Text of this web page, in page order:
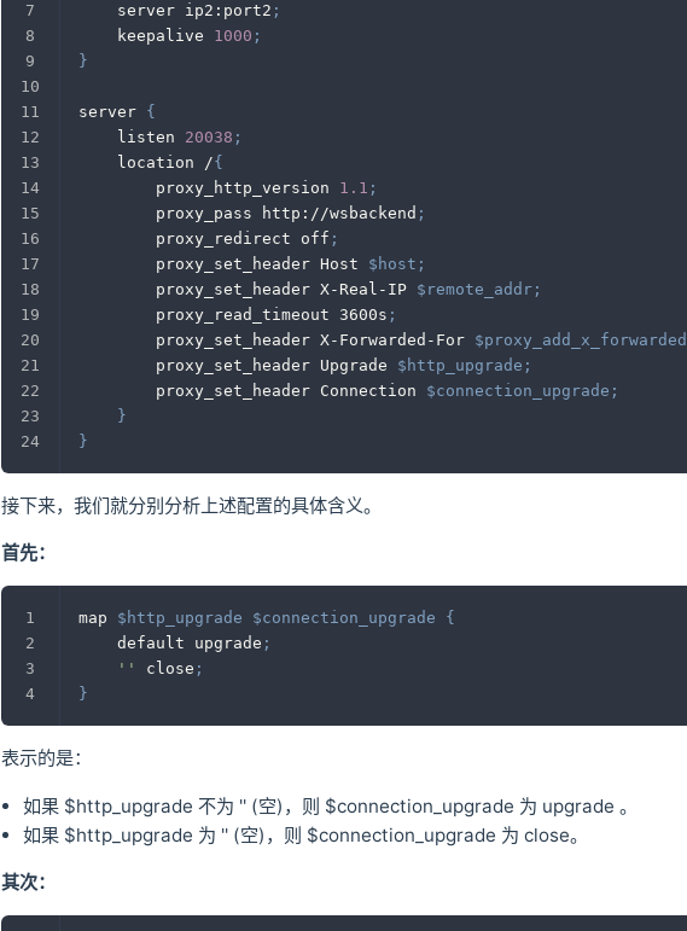
	server ip2:port2
;
	keepalive
1000 ;
}
server {
	listen
20038 ;
	location /
{
		proxy_http_version
1.1 ;
		proxy_pass http://wsbackend
;
		proxy_redirect off
;
		proxy_set_header Host
$host ;
		proxy_set_header X-Real-IP
$remote_addr ;
		proxy_read_timeout 3600s
;
		proxy_set_header X-Forwarded-For
		proxy_set_header Upgrade
$http_upgrade ;
		proxy_set_header Connection
$connection_upgrade ;
}
}
接下来，我们就分别分析上述配置的具体含义。
首先：
map $http_upgrade $connection_upgrade
{
	default upgrade
;
''
close ;
}
表示的是：
如果 $http_upgrade 不为 '' (空)，则 $connection_upgrade 为 upgrade 。
如果 $http_upgrade 为 '' (空)，则 $connection_upgrade 为 close。
其次：